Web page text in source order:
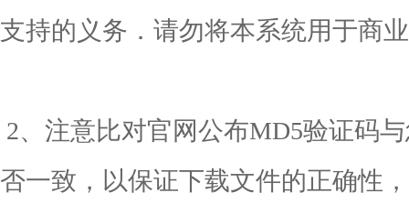
支持的义务．请勿将本系统用于商
2、注意比对官网公布MD5验证码
否一致，以保证下载文件的正确性